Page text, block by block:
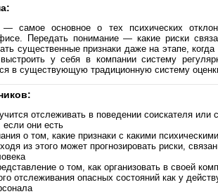
— самое основное о тех психических
Передать понимание — какие риски
существенные признаки даже на этапе,
у себя в компании систему
в существующую традиционную систему
отслеживать в поведении соискателя или
если они есть
о том, какие признаки с какими
из этого может прогнозировать риски,
о том, как организовать в своей
отслеживания опасных состояний как у